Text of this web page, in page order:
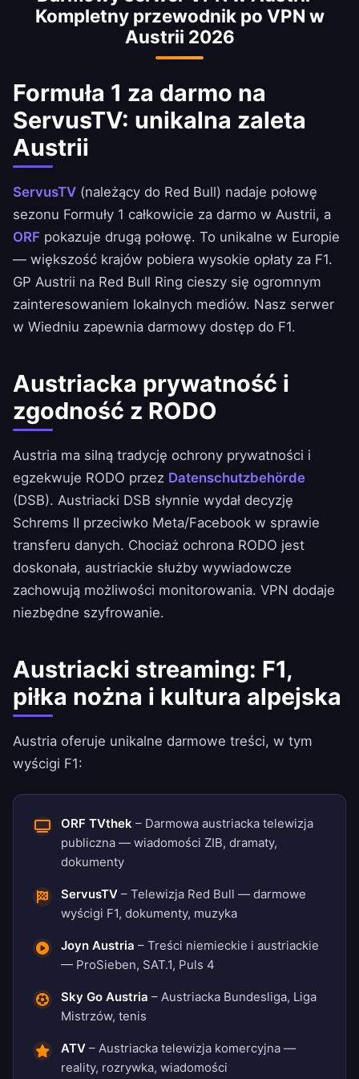
do F1, za który w innych krajach trzeba płacić.
Kompletny przewodnik po VPN w
Austrii 2026
Formuła 1 za darmo na
ServusTV: unikalna zaleta
Austrii
ServusTV (należący do Red Bull) nadaje połowę
sezonu Formuły 1 całkowicie za darmo w Austrii, a
ORF pokazuje drugą połowę. To unikalne w Europie
— większość krajów pobiera wysokie opłaty za F1.
GP Austrii na Red Bull Ring cieszy się ogromnym
zainteresowaniem lokalnych mediów. Nasz serwer
w Wiedniu zapewnia darmowy dostęp do F1.
Austriacka prywatność i
zgodność z RODO
Austria ma silną tradycję ochrony prywatności i
egzekwuje RODO przez Datenschutzbehörde
(DSB). Austriacki DSB słynnie wydał decyzję
Schrems II przeciwko Meta/Facebook w sprawie
transferu danych. Chociaż ochrona RODO jest
doskonała, austriackie służby wywiadowcze
zachowują możliwości monitorowania. VPN dodaje
niezbędne szyfrowanie.
Austriacki streaming: F1,
piłka nożna i kultura alpejska
Austria oferuje unikalne darmowe treści, w tym
wyścigi F1:
ORF TVthek – Darmowa austriacka telewizja
publiczna — wiadomości ZIB, dramaty,
dokumenty
ServusTV – Telewizja Red Bull — darmowe
wyścigi F1, dokumenty, muzyka
Joyn Austria – Treści niemieckie i austriackie
— ProSieben, SAT.1, Puls 4
Sky Go Austria – Austriacka Bundesliga, Liga
Mistrzów, tenis
ATV – Austriacka telewizja komercyjna —
reality, rozrywka, wiadomości